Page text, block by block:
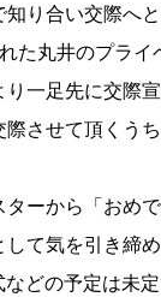
り合い交際へ
た丸井のプラ
一足先に交際
させて頂くう
ーから「おめ
て気を引き締
どの予定は未